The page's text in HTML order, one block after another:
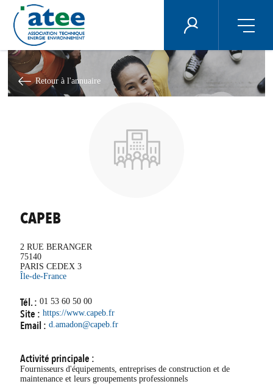
Aller
contenu
principal
ÉNERGIE PLUS
Retour à l'annuaire
CAPEB
2 RUE BERANGER
75140
PARIS CEDEX 3
Île-de-France
Tél. : 01 53 60 50 00
Site : https://www.capeb.fr
Email : d.amadon@capeb.fr
Activité principale :
Fournisseurs d'équipements, entreprises de construction et de
maintenance et leurs groupements professionnels
Panneau de gestion des cookies